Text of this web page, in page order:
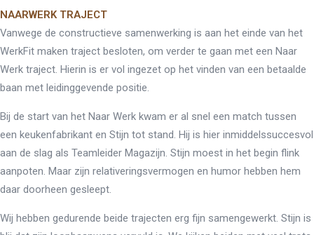
NAARWERK TRAJECT
Vanwege de constructieve samenwerking is aan het einde van het
WerkFit maken traject besloten, om verder te gaan met een Naar
Werk traject. Hierin is er vol ingezet op het vinden van een betaalde
baan met leidinggevende positie.
Bij de start van het Naar Werk kwam er al snel een match tussen
een keukenfabrikant en Stijn tot stand. Hij is hier inmiddelssuccesvol
aan de slag als Teamleider Magazijn. Stijn moest in het begin flink
aanpoten. Maar zijn relativeringsvermogen en humor hebben hem
daar doorheen gesleept.
Wij hebben gedurende beide trajecten erg fijn samengewerkt. Stijn is